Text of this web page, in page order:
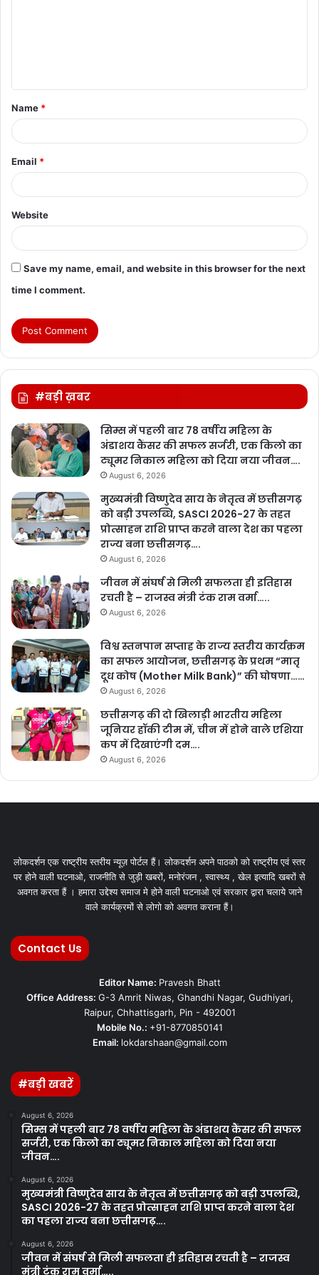
t
*
Name *
Email *
Website
Save my name, email, and website in this browser for the next
time I comment.
#बड़ी ख़बर
सिम्स में पहली बार 78 वर्षीय महिला के
अंडाशय कैंसर की सफल सर्जरी, एक किलो का
ट्यूमर निकाल महिला को दिया नया जीवन….
August 6, 2026
मुख्यमंत्री विष्णुदेव साय के नेतृत्व में छत्तीसगढ़
को बड़ी उपलब्धि, SASCI 2026-27 के तहत
प्रोत्साहन राशि प्राप्त करने वाला देश का पहला
राज्य बना छत्तीसगढ़….
August 6, 2026
जीवन में संघर्ष से मिली सफलता ही इतिहास
रचती है – राजस्व मंत्री टंक राम वर्मा…..
August 6, 2026
विश्व स्तनपान सप्ताह के राज्य स्तरीय कार्यक्रम
का सफल आयोजन, छत्तीसगढ़ के प्रथम “मातृ
दूध कोष (Mother Milk Bank)” की घोषणा……
August 6, 2026
छत्तीसगढ़ की दो खिलाड़ी भारतीय महिला
जूनियर हॉकी टीम में, चीन में होने वाले एशिया
कप में दिखाएंगी दम….
August 6, 2026
लोकदर्शन एक राष्ट्रीय स्तरीय न्यूज़ पोर्टल हैं। लोकदर्शन अपने पाठको को राष्ट्रीय एवं स्तर
पर होने वाली घटनाओ, राजनीति से जुड़ी खबरों, मनोरंजन , स्वास्थ्य , खेल इत्यादि खबरों से
अवगत करता हैं । हमारा उद्देश्य समाज मे होने वाली घटनाओ एवं सरकार द्वारा चलाये जाने
वाले कार्यक्रमों से लोगो को अवगत कराना हैं।
Contact Us
Editor Name: Pravesh Bhatt
Office Address: G-3 Amrit Niwas, Ghandhi Nagar, Gudhiyari,
Raipur, Chhattisgarh, Pin - 492001
Mobile No.: +91-8770850141
Email: lokdarshaan@gmail.com
#बड़ी खबरें
August 6, 2026
सिम्स में पहली बार 78 वर्षीय महिला के अंडाशय कैंसर की सफल
सर्जरी, एक किलो का ट्यूमर निकाल महिला को दिया नया
जीवन….
August 6, 2026
मुख्यमंत्री विष्णुदेव साय के नेतृत्व में छत्तीसगढ़ को बड़ी उपलब्धि,
SASCI 2026-27 के तहत प्रोत्साहन राशि प्राप्त करने वाला देश
का पहला राज्य बना छत्तीसगढ़….
August 6, 2026
जीवन में संघर्ष से मिली सफलता ही इतिहास रचती है – राजस्व
मंत्री टंक राम वर्मा…..